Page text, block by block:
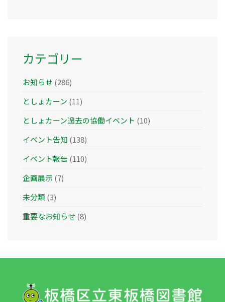
カテゴリー
お知らせ (286)
としょカーン (11)
としょカーン過去の協働イベント (10)
イベント告知 (138)
イベント報告 (110)
企画展示(7)
未分類 (3)
重要なお知らせ (8)